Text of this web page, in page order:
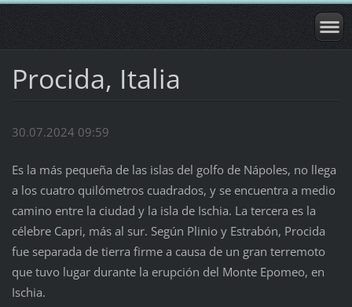
Procida, Italia
30.07.2024 09:59
Es la más pequeña de las islas del golfo de Nápoles, no llega
a los cuatro quilómetros cuadrados, y se encuentra a medio
camino entre la ciudad y la isla de Ischia. La tercera es la
célebre Capri, más al sur. Según Plinio y Estrabón, Procida
fue separada de tierra firme a causa de un gran terremoto
que tuvo lugar durante la erupción del Monte Epomeo, en
Ischia.